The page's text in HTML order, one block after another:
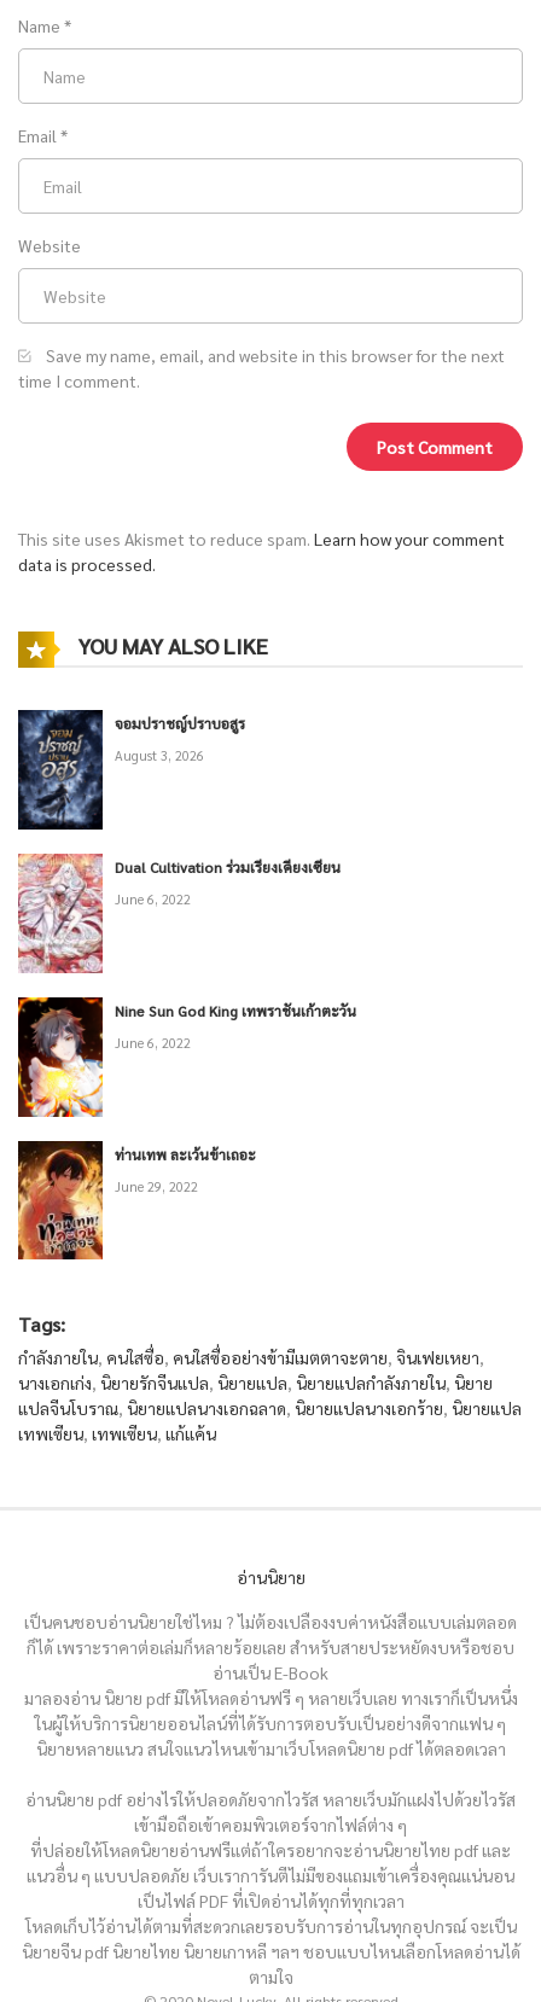
Name *
Email *
Website
Save my name, email, and website in this browser for the next
time I comment.
This site uses Akismet to reduce spam. Learn how your comment
data is processed.
YOU MAY ALSO LIKE
จอมปราชญ์ปราบอสูร
August 3, 2026
Dual Cultivation ร่วมเรียงเคียงเซียน
June 6, 2022
Nine Sun God King เทพราชันเก้าตะวัน
June 6, 2022
ท่านเทพ ละเว้นข้าเถอะ
June 29, 2022
Tags:
กำลังภายใน, คนใสซื่อ, คนใสซื่ออย่างข้ามีเมตตาจะตาย, จินเฟยเหยา,
นางเอกเก่ง, นิยายรักจีนแปล, นิยายแปล, นิยายแปลกำลังภายใน, นิยาย
แปลจีนโบราณ, นิยายแปลนางเอกฉลาด, นิยายแปลนางเอกร้าย, นิยายแปล
เทพเซียน, เทพเซียน, แก้แค้น
อ่านนิยาย
เป็นคนชอบอ่านนิยายใช่ไหม ? ไม่ต้องเปลืองงบค่าหนังสือแบบเล่มตลอด
ก็ได้ เพราะราคาต่อเล่มก็หลายร้อยเลย สำหรับสายประหยัดงบหรือชอบ
อ่านเป็น E-Book
มาลองอ่าน นิยาย pdf มีให้โหลดอ่านฟรี ๆ หลายเว็บเลย ทางเราก็เป็นหนึ่ง
ในผู้ให้บริการนิยายออนไลน์ที่ได้รับการตอบรับเป็นอย่างดีจากแฟน ๆ
นิยายหลายแนว สนใจแนวไหนเข้ามาเว็บโหลดนิยาย pdf ได้ตลอดเวลา
อ่านนิยาย pdf อย่างไรให้ปลอดภัยจากไวรัส หลายเว็บมักแฝงไปด้วยไวรัส
เข้ามือถือเข้าคอมพิวเตอร์จากไฟล์ต่าง ๆ
ที่ปล่อยให้โหลดนิยายอ่านฟรีแต่ถ้าใครอยากจะอ่านนิยายไทย pdf และ
แนวอื่น ๆ แบบปลอดภัย เว็บเราการันตีไม่มีของแถมเข้าเครื่องคุณแน่นอน
เป็นไฟล์ PDF ที่เปิดอ่านได้ทุกที่ทุกเวลา
โหลดเก็บไว้อ่านได้ตามที่สะดวกเลยรอบรับการอ่านในทุกอุปกรณ์ จะเป็น
นิยายจีน pdf นิยายไทย นิยายเกาหลี ฯลฯ ชอบแบบไหนเลือกโหลดอ่านได้
ตามใจ